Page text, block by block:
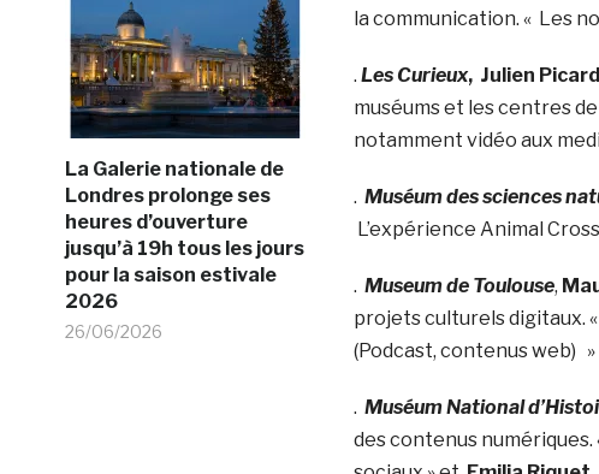
La Galerie nationale de
Londres prolonge ses
heures d’ouverture
jusqu’à 19h tous les jours
pour la saison estivale
2026
26/06/2026
la communication. « Les
. Les Curieux, Julien
muséums et les centres
notamment vidéo aux
. Muséum des sciences
L’expérience Animal
. Museum de Toulouse,
projets culturels digitaux.
(Podcast, contenus web) »
. Muséum National
des contenus